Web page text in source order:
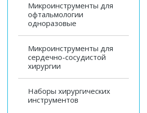
Микроинструменты для
офтальмологии
одноразовые
Микроинструменты для
сердечно-сосудистой
хирургии
Наборы хирургических
инструментов